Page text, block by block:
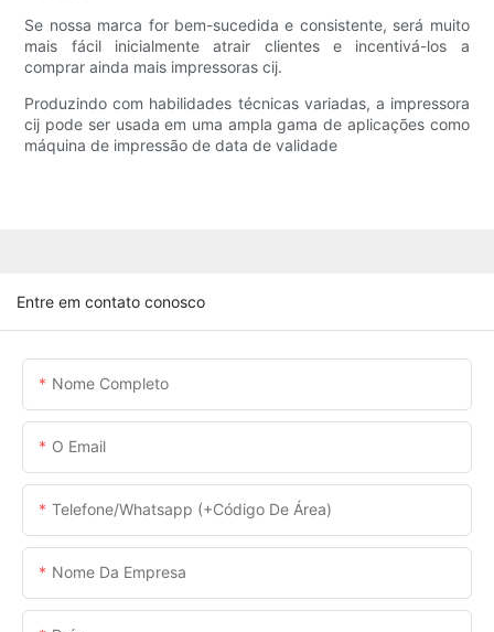
Se nossa marca for bem-sucedida e consistente, será muito
mais fácil inicialmente atrair clientes e incentivá-los a
comprar ainda mais impressoras cij.
Produzindo com habilidades técnicas variadas, a impressora
cij pode ser usada em uma ampla gama de aplicações como
máquina de impressão de data de validade
Entre em contato conosco
Nome Completo
O Email
Telefone/whatsapp (+código De Área)
Nome Da Empresa